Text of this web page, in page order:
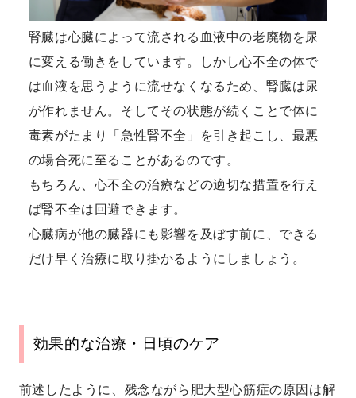
腎臓は心臓によって流される血液中の老廃物を尿
に変える働きをしています。しかし心不全の体で
は血液を思うように流せなくなるため、腎臓は尿
が作れません。そしてその状態が続くことで体に
毒素がたまり「急性腎不全」を引き起こし、最悪
の場合死に至ることがあるのです。
もちろん、心不全の治療などの適切な措置を行え
ば腎不全は回避できます。
心臓病が他の臓器にも影響を及ぼす前に、できる
だけ早く治療に取り掛かるようにしましょう。
効果的な治療・日頃のケア
前述したように、残念ながら肥大型心筋症の原因は解